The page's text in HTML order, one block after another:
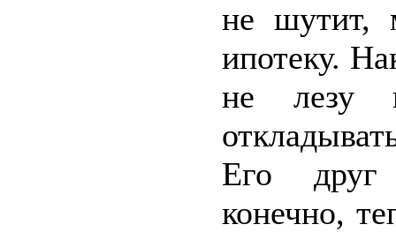
не шутит,
ипотеку.
не лезу
Его друг
конечно,